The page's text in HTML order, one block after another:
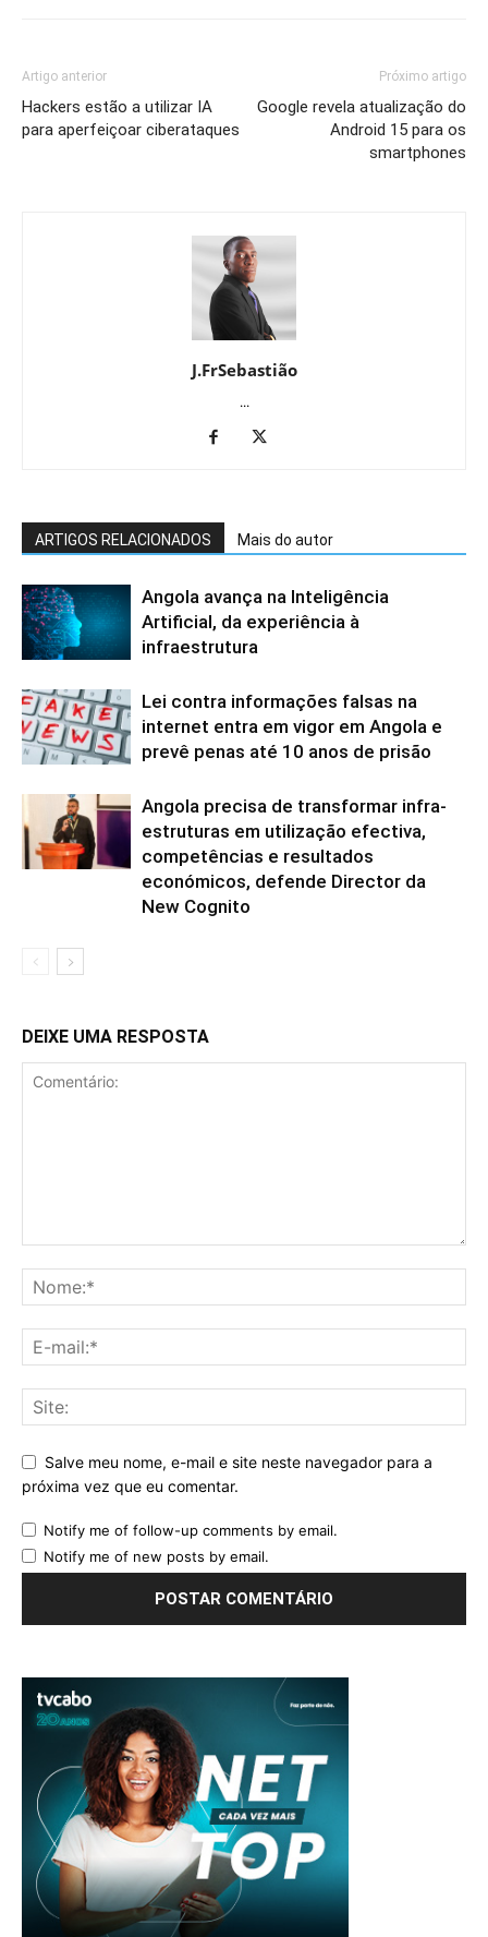
Artigo anterior
Hackers estão a utilizar IA
para aperfeiçoar ciberataques
Próximo artigo
Google revela atualização do
Android 15 para os
smartphones
J.FrSebastião
...
ARTIGOS RELACIONADOS Mais do autor
Angola avança na Inteligência
Artificial, da experiência à
infraestrutura
Lei contra informações falsas na
internet entra em vigor em Angola e
prevê penas até 10 anos de prisão
Angola precisa de transformar infra-
estruturas em utilização efectiva,
competências e resultados
económicos, defende Director da
New Cognito
DEIXE UMA RESPOSTA
Salve meu nome, e-mail e site neste navegador para a
próxima vez que eu comentar.
Notify me of follow-up comments by email.
Notify me of new posts by email.